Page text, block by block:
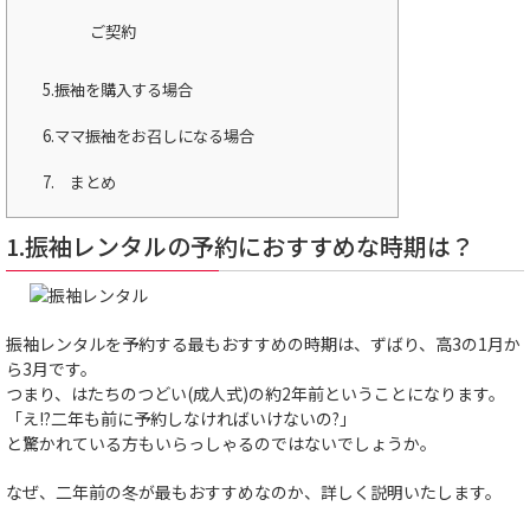
ご契約
5.振袖を購入する場合
6.ママ振袖をお召しになる場合
7. まとめ
1.振袖レンタルの予約におすすめな時期は？
振袖レンタルを予約する最もおすすめの時期は、ずばり、高3の1月か
ら3月です。
つまり、はたちのつどい(成人式)の約2年前ということになります。
「え!?二年も前に予約しなければいけないの?」
と驚かれている方もいらっしゃるのではないでしょうか。
なぜ、二年前の冬が最もおすすめなのか、詳しく説明いたします。